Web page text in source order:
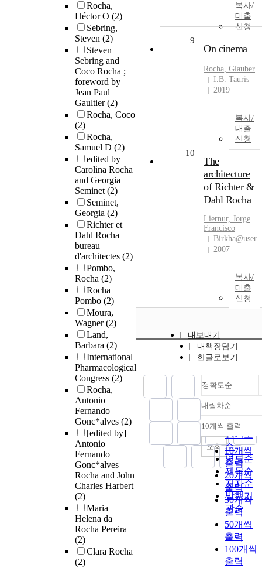
Rocha,
Héctor O (2)
Sebring,
Steven (2)
Steven
Sebring and
Coco Rocha ;
foreword by
Jean Paul
Gaultier(2)
Rocha, Coco
(2)
Rocha,
Samuel D (2)
edited by
Carolina Rocha
and Georgia
Seminet(2)
Seminet,
Georgia (2)
Richter et
Dahl Rocha
bureau
d'architectes (2)
Pombo,
Rocha (2)
Rocha
Pombo (2)
Moura,
Wagner(2)
Land,
Barbara (2)
International
Pharmacological
Congress (2)
Rocha,
Antonio
Fernando
Gonc*alves (2)
[edited by]
Antonio
Fernando
Gonc*alves
Rocha and John
Charles Harbert
(2)
Maria
Helena da
Rocha Pereira
(2)
Clara Rocha
(2)
복사/
대출
신청
9
On cinema
Rocha, Glauber
I.B. Tauris
2019
복사/
대출
신청
10
The
architecture
of Richter &
Dahl Rocha
Liernur, Jorge
Francisco
Birkha@user
2007
복사/
대출
신청
내보내기
내책장담기
한글로보기
정확도순
정확도
순
인기도
순
연도순
제목순
저자순
발행기
관순
내림차순
내림차순
10개씩 출력
10개씩
출력
20개씩
출력
30개씩
출력
50개씩
출력
100개씩
출력
조회